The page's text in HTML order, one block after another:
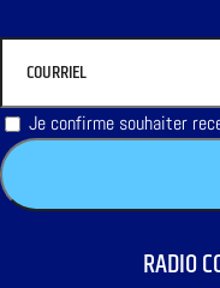
Je confirme souhaiter
RADIO